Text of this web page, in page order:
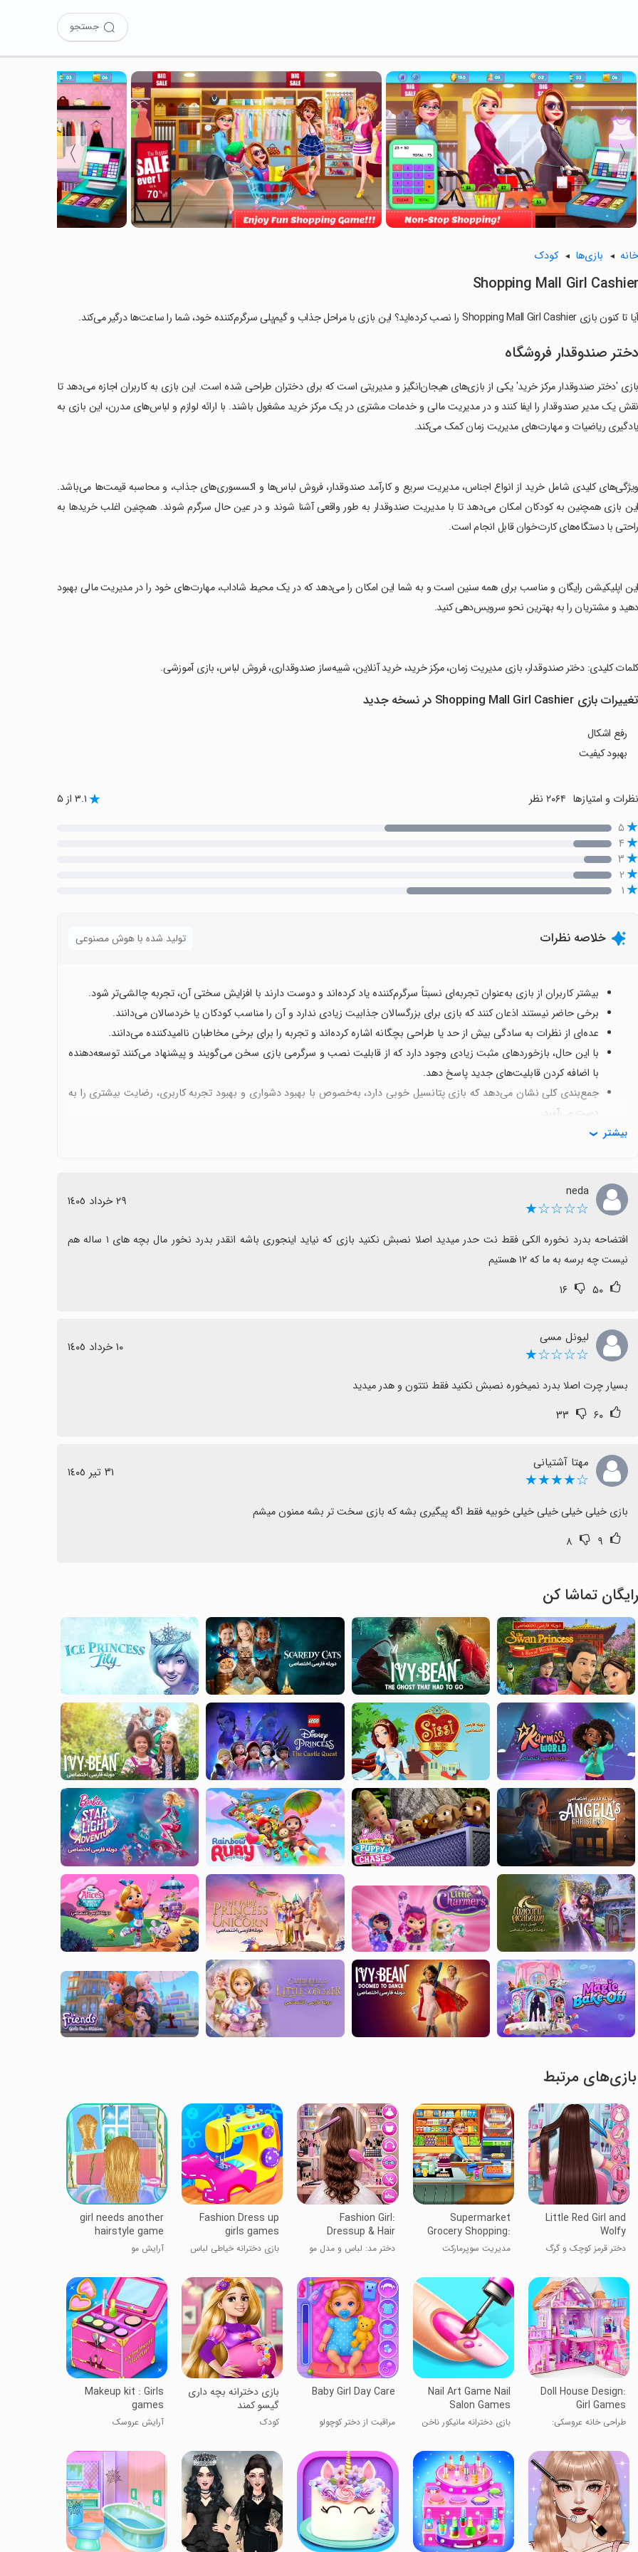
جستجو
〈
〉
خانه بازی‌ها کودک
Shopping Mall Girl Cashier
آیا تا کنون بازی Shopping Mall Girl Cashier را نصب کرده‌اید؟ این بازی با مراحل جذاب و گیم‌پلی سرگرم‌کننده خود، شما را ساعت‌ها درگیر می‌کند.
دختر صندوقدار فروشگاه
بازی 'دختر صندوقدار مرکز خرید' یکی از بازی‌های هیجان‌انگیز و مدیریتی است که برای دختران طراحی شده است. این بازی به کاربران اجازه می‌دهد تا
نقش یک مدیر صندوقدار را ایفا کنند و در مدیریت مالی و خدمات مشتری در یک مرکز خرید مشغول باشند. با ارائه لوازم و لباس‌های مدرن، این بازی به
یادگیری ریاضیات و مهارت‌های مدیریت زمان کمک می‌کند.
‏ویژگی‌های کلیدی شامل خرید از انواع اجناس، مدیریت سریع و کارآمد صندوقدار، فروش لباس‌ها و اکسسوری‌های جذاب، و محاسبه قیمت‌ها می‌باشد.
این بازی همچنین به کودکان امکان می‌دهد تا با مدیریت صندوقدار به طور واقعی آشنا شوند و در عین حال سرگرم شوند. همچنین اغلب خریدها به
راحتی با دستگاه‌های کارت‌خوان قابل انجام است.
‏این اپلیکیشن رایگان و مناسب برای همه سنین است و به شما این امکان را می‌دهد که در یک محیط شاداب، مهارت‌های خود را در مدیریت مالی بهبود
دهید و مشتریان را به بهترین نحو سرویس‌دهی کنید.
‏کلمات کلیدی: دختر صندوقدار، بازی‌ مدیریت زمان، مرکز خرید، خرید آنلاین، شبیه‌ساز صندوقداری، فروش لباس، بازی آموزشی.
تغییرات بازی Shopping Mall Girl Cashier در نسخه جدید
رفع اشکال
بهبود کیفیت
نظرات و امتیازها ۳.۱ از ۵
۵
۴
۳
۲
۱
خلاصه نظرات تولید شده با هوش مصنوعی
بیشتر کاربران از بازی به‌عنوان تجربه‌ای نسبتاً سرگرم‌کننده یاد کرده‌اند و دوست دارند با افزایش سختی آن، تجربه چالشی‌تر شود.
برخی حاضر نیستند اذعان کنند که بازی برای بزرگسالان جذابیت زیادی ندارد و آن را مناسب کودکان یا خردسالان می‌دانند.
عده‌ای از نظرات به سادگی بیش از حد یا طراحی بچگانه اشاره کرده‌اند و تجربه را برای برخی مخاطبان ناامیدکننده می‌دانند.
با این حال، بازخوردهای مثبت زیادی وجود دارد که از قابلیت نصب و سرگرمی بازی سخن می‌گویند و پیشنهاد می‌کنند توسعه‌دهنده
با اضافه کردن قابلیت‌های جدید پاسخ دهد.
جمع‌بندی کلی نشان می‌دهد که بازی پتانسیل خوبی دارد، به‌خصوص با بهبود دشواری و بهبود تجربه کاربری، رضایت بیشتری را به
دست می‌آورد.
بیشتر
neda
☆☆☆☆★ ٢٩ خرداد ١٤٠٥
نیست چه برسه به ما که ۱۲ هستیم
۵۰ ۱۶
لیونل مسی
☆☆☆☆★ ١٠ خرداد ١٤٠٥
بسیار چرت اصلا بدرد نمیخوره نصبش نکنید فقط نتتون و هدر میدید
۶۰ ۳۳
مهتا آشتیانی
☆★★★★ ٣١ تیر ١٤٠٥
بازی خیلی خیلی خیلی خیلی خوبیه فقط اگه پیگیری بشه که بازی سخت تر بشه ممنون میشم
۹ ۸
رایگان تماشا کن
بازی‌های مرتبط
Little Red Girl and
Wolfy
دختر قرمز کوچک و گرگ
Supermarket
Grocery Shopping:
Mall Girl Games
مدیریت سوپرمارکت
Fashion Girl:
Dressup & Hair
دختر مد: لباس و مدل مو
Fashion Dress up
girls games
بازی دخترانه خیاطی لباس
girl needs another
hairstyle game
آرایش مو
Doll House Design:
Girl Games
طراحی خانه عروسکی:
Nail Art Game Nail
Salon Games
بازی دخترانه مانیکور ناخن
Baby Girl Day Care
مراقبت از دختر کوچولو
‏بازی دخترانه بچه داری
گیسو کمند
کودک
Makeup kit : Girls
games
آرایش عروسک